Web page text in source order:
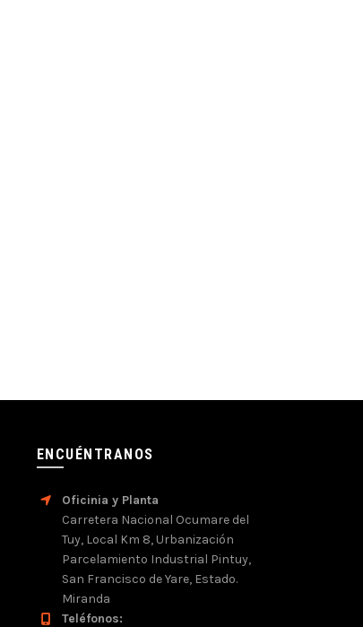
ENCUÉNTRANOS
Oficinia y Planta
Carretera Nacional Ocumare del
Tuy, Local Km 8, Urbanización
Parcelamiento Industrial Pintuy,
San Francisco de Yare, Estado.
Miranda
Teléfonos: